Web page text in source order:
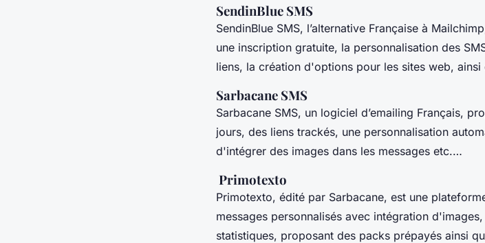
SendinBlue SMS
SendinBlue SMS, l’alternative Française à
une inscription gratuite, la personnalisation des
liens, la création d'options pour les sites web,
Sarbacane SMS
Sarbacane SMS, un logiciel d’emailing Français,
jours, des liens trackés, une personnalisation
d'intégrer des images dans les messages etc.…
Primotexto
Primotexto, édité par Sarbacane, est une
messages personnalisés avec intégration
statistiques, proposant des packs prépayés ainsi